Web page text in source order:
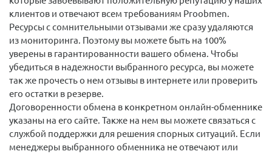
клиентов и отвечают всем требованиям Proobmen.
Ресурсы с сомнительными отзывами же сразу удаляются
из мониторинга. Поэтому вы можете быть на 100%
уверены в гарантированности вашего обмена. Чтобы
убедиться в надежности выбранного ресурса, вы можете
так же прочесть о нем отзывы в интернете или проверить
его остатки в резерве.
Договоренности обмена в конкретном онлайн-обменнике
указаны на его сайте. Также на нем вы можете связаться с
службой поддержки для решения спорных ситуаций. Если
менеджеры выбранного обменника не отвечают или